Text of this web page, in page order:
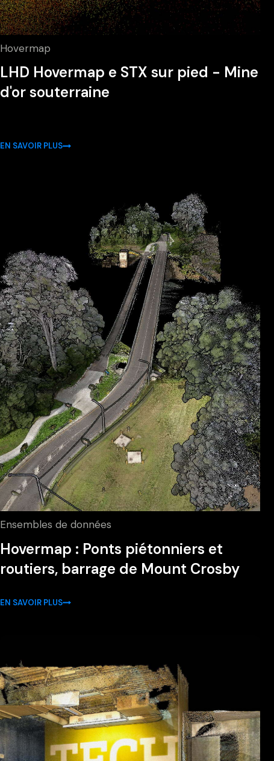
Hovermap
LHD Hovermap e STX sur pied - Mine
d'or souterraine
EN SAVOIR PLUS
Ensembles de données
Hovermap : Ponts piétonniers et
routiers, barrage de Mount Crosby
EN SAVOIR PLUS